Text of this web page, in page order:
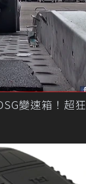
變速箱！超狂